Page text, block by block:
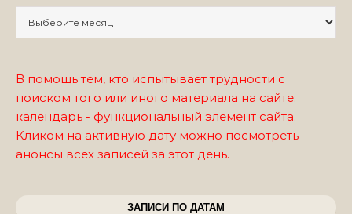
В помощь тем, кто испытывает трудности с
поиском того или иного материала на сайте:
календарь - функциональный элемент сайта.
Кликом на активную дату можно посмотреть
анонсы всех записей за этот день.
ЗАПИСИ ПО ДАТАМ